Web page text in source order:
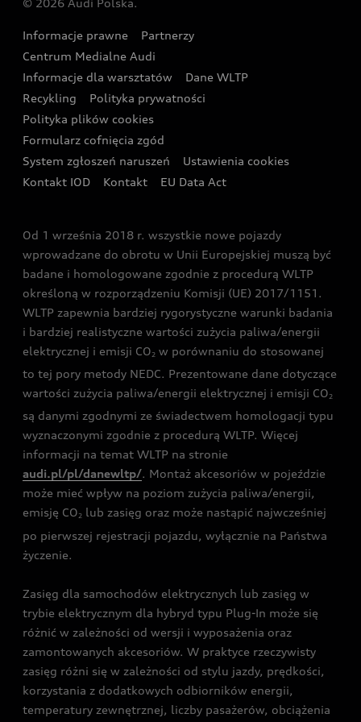
Wyszukaj najbliższego Partnera Audi
Oferta dla przedsiębiorców
Oferta dla klientów prywatnych
Kalkulator rat
Ubezpieczenie
Audi exclusive
Zasięg
Gwarancja
Akcje serwisowe Audi
Katalog online akcesoriów
Audi i Muzeum Sztuki Nowoczesnej w Warszawie
Audi driving experience
Audi quattro Cup
Audi i Puchar Świata w Skokach Narciarskich w
Zakopanem
© 2026 Audi Polska.
Informacje prawne
Partnerzy
Centrum Medialne Audi
Informacje dla warsztatów
Dane WLTP
Recykling
Polityka prywatności
Polityka plików cookies
Formularz cofnięcia zgód
System zgłoszeń naruszeń
Ustawienia cookies
Kontakt IOD
Kontakt EU Data Act
Od 1 września 2018 r. wszystkie nowe pojazdy
wprowadzane do obrotu w Unii Europejskiej muszą być
badane i homologowane zgodnie z procedurą WLTP
określoną w rozporządzeniu Komisji (UE) 2017/1151.
WLTP zapewnia bardziej rygorystyczne warunki badania
i bardziej realistyczne wartości zużycia paliwa/energii
elektrycznej i emisji CO2 w porównaniu do stosowanej
to tej pory metody NEDC. Prezentowane dane dotyczące
wartości zużycia paliwa/energii elektrycznej i emisji CO2
są danymi zgodnymi ze świadectwem homologacji typu
wyznaczonymi zgodnie z procedurą WLTP. Więcej
informacji na temat WLTP na stronie
audi.pl/pl/danewltp/. Montaż akcesoriów w pojeździe
może mieć wpływ na poziom zużycia paliwa/energii,
emisję CO2 lub zasięg oraz może nastąpić najwcześniej
po pierwszej rejestracji pojazdu, wyłącznie na Państwa
życzenie.
Zasięg dla samochodów elektrycznych lub zasięg w
trybie elektrycznym dla hybryd typu Plug-In może się
różnić w zależności od wersji i wyposażenia oraz
zamontowanych akcesoriów. W praktyce rzeczywisty
zasięg różni się w zależności od stylu jazdy, prędkości,
korzystania z dodatkowych odbiorników energii,
temperatury zewnętrznej, liczby pasażerów, obciążenia